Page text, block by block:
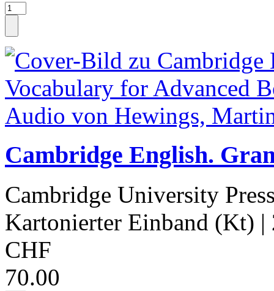
Cambridge English.
Cambridge University
Kartonierter Einband (Kt) |
CHF
70.00